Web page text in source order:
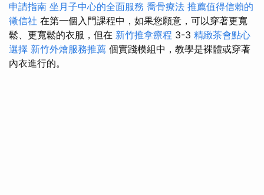
申請指南 坐月子中心的全面服務 喬骨療法 推薦值得信賴的
徵信社 在第一個入門課程中，如果您願意，可以穿著更寬
鬆、更寬鬆的衣服，但在 新竹推拿療程 3-3 精緻茶會點心
選擇 新竹外燴服務推薦 個實踐模組中，教學是裸體或穿著
內衣進行的。